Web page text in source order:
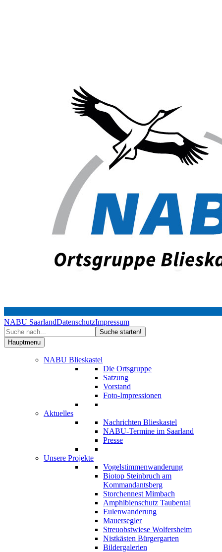
NABU SaarlandDatenschutzImpressum
Hauptmenu
NABU Blieskastel
Die Ortsgruppe
Satzung
Vorstand
Foto-Impressionen
Aktuelles
Nachrichten Blieskastel
NABU-Termine im Saarland
Presse
Unsere Projekte
Vogelstimmenwanderung
Biotop Steinbruch am
Kommandantsberg
Storchennest Mimbach
Amphibienschutz Taubental
Eulenwanderung
Mauersegler
Streuobstwiese Wolfersheim
Nistkästen Bürgergarten
Bildergalerien